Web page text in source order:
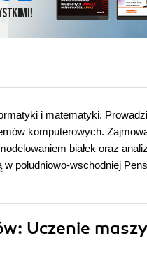
i matematyki.
komputerowych.
białek oraz
południowo-wschodniej
Uczenie